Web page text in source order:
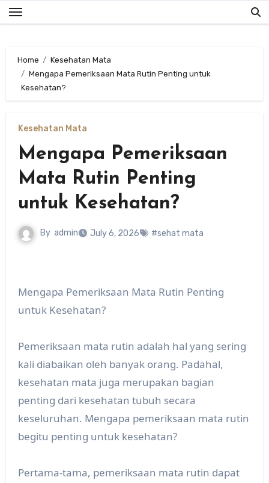
Skip
to
Home
Kesehatan Mata
Mengapa Pemeriksaan Mata Rutin Penting untuk
Kesehatan?
Kesehatan Mata
Mengapa Pemeriksaan
Mata Rutin Penting
untuk Kesehatan?
By admin July 6, 2026 #sehat mata
Mengapa Pemeriksaan Mata Rutin Penting
untuk Kesehatan?
Pemeriksaan mata rutin adalah hal yang sering
kali diabaikan oleh banyak orang. Padahal,
kesehatan mata juga merupakan bagian
penting dari kesehatan tubuh secara
keseluruhan. Mengapa pemeriksaan mata rutin
begitu penting untuk kesehatan?
Pertama-tama, pemeriksaan mata rutin dapat